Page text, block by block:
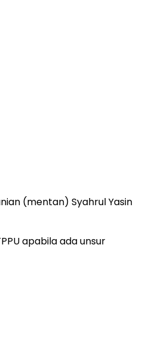
(mentan) Syahrul Yasin
apabila ada unsur